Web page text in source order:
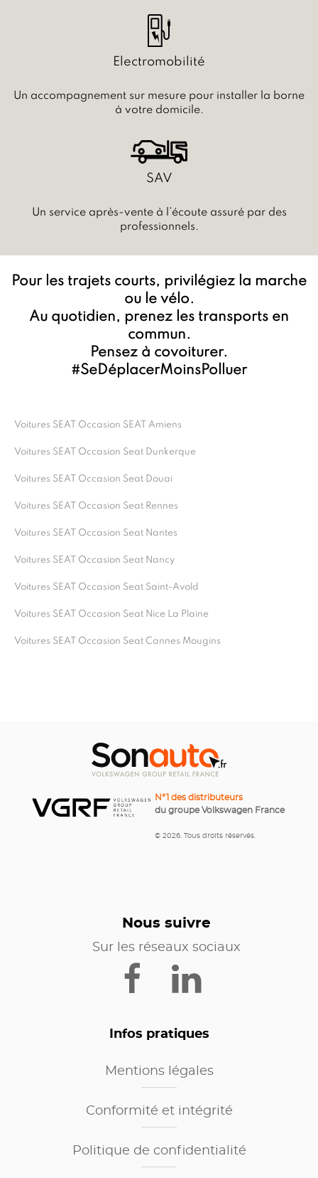
Electromobilité
Un accompagnement sur mesure pour installer la borne
à votre domicile.
SAV
Un service après-vente à l’écoute assuré par des
professionnels.
Pour les trajets courts, privilégiez la marche
ou le vélo.
Au quotidien, prenez les transports en
commun.
Pensez à covoiturer.
#SeDéplacerMoinsPolluer
Voitures SEAT Occasion SEAT Amiens
Voitures SEAT Occasion Seat Dunkerque
Voitures SEAT Occasion Seat Douai
Voitures SEAT Occasion Seat Rennes
Voitures SEAT Occasion Seat Nantes
Voitures SEAT Occasion Seat Nancy
Voitures SEAT Occasion Seat Saint-Avold
Voitures SEAT Occasion Seat Nice La Plaine
Voitures SEAT Occasion Seat Cannes Mougins
N°1 des distributeurs
du groupe Volkswagen France
© 2026. Tous droits réservés.
Nous suivre
Sur les réseaux sociaux
Infos pratiques
Mentions légales
Conformité et intégrité
Politique de confidentialité